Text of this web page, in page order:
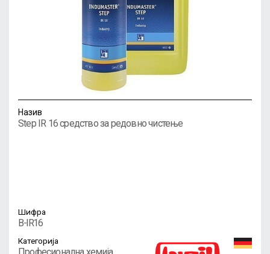
Назив
Step IR 16 средство за редовно чистење
Шифра
B-IR16
Категорија